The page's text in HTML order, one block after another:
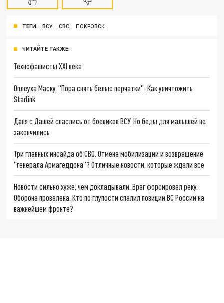
ТЕГИ: ВСУ СВО ПОКРОВСК
ЧИТАЙТЕ ТАКЖЕ:
Технофашисты XXI века
Оплеуха Маску. "Пора снять белые перчатки": Как уничтожить
Starlink
Даня с Дашей спаслись от боевиков ВСУ. Но беды для малышей не
закончились
Три главных инсайда об СВО. Отмена мобилизации и возвращение
"генерала Армагеддона"? Отличные новости, которые ждали все
Новости сильно хуже, чем докладывали. Враг форсировал реку.
Оборона провалена. Кто по глупости спалил позиции ВС России на
важнейшем фронте?